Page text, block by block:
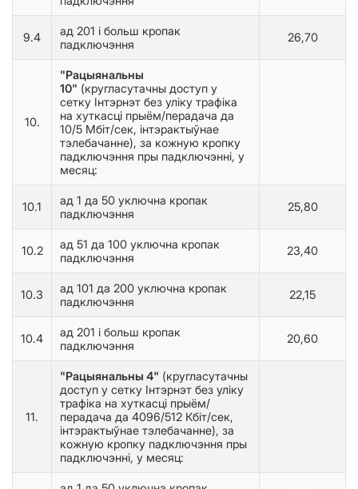
9.4
ад 201 і больш кропак
падключэння
26,70
10.
"Рацыянальны
10" (кругласутачны доступ у
сетку Інтэрнэт без уліку трафіка
на хуткасці прыём/перадача да
10/5 Мбіт/сек, інтэрактыўнае
тэлебачанне), за кожную кропку
падключэння пры падключэнні, у
месяц:
10.1
ад 1 да 50 уключна кропак
падключэння
25,80
10.2
ад 51 да 100 уключна кропак
падключэння
23,40
10.3
ад 101 да 200 уключна кропак
падключэння
22,15
10.4
ад 201 і больш кропак
падключэння
20,60
11.
"Рацыянальны 4" (кругласутачны
доступ у сетку Інтэрнэт без уліку
трафіка на хуткасці прыём/
перадача да 4096/512 Кбіт/сек,
інтэрактыўнае тэлебачанне), за
кожную кропку падключэння пры
падключэнні, у месяц: